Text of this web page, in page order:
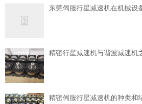
东莞伺服行星减速机在机械设
精密行星减速机与谐波减速机
精密伺服行星减速机的种类和